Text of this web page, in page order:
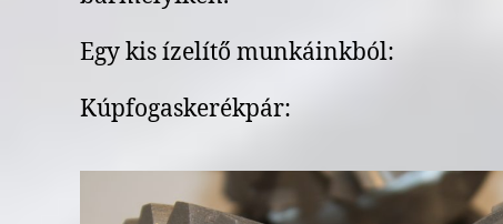
Egy kis ízelítő munkáinkból:
Kúpfogaskerékpár: